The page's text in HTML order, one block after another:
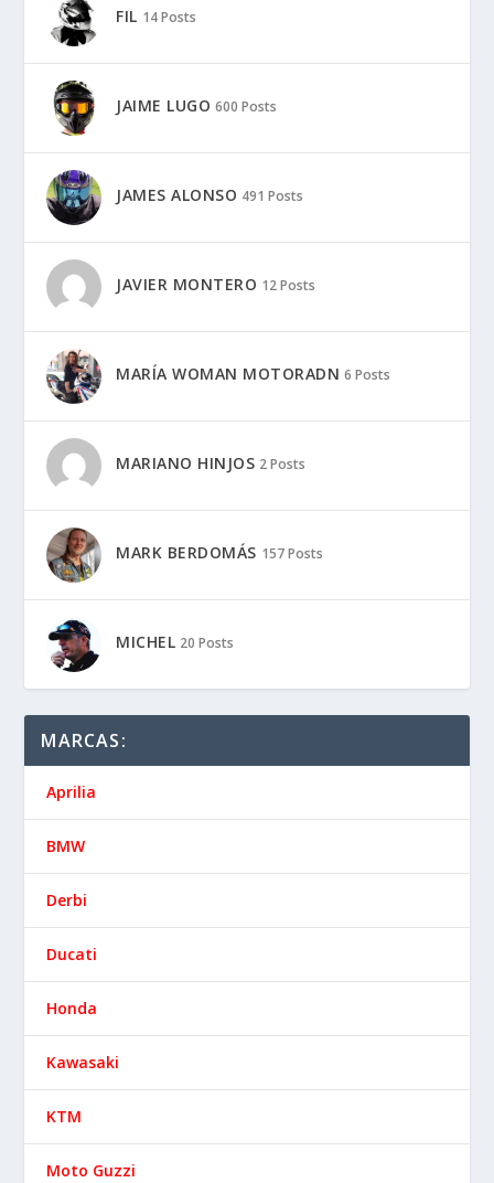
FIL 14 Posts
JAIME LUGO 600 Posts
JAMES ALONSO 491 Posts
JAVIER MONTERO 12 Posts
MARÍA WOMAN MOTORADN 6 Posts
MARIANO HINJOS 2 Posts
MARK BERDOMÁS 157 Posts
MICHEL 20 Posts
MARCAS:
Aprilia
BMW
Derbi
Ducati
Honda
Kawasaki
KTM
Moto Guzzi